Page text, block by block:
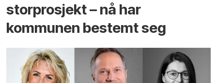
storprosjekt – nå har
kommunen bestemt seg